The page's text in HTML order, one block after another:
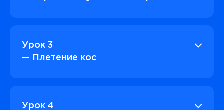
Урок 3
— Плетение кос
Урок 4